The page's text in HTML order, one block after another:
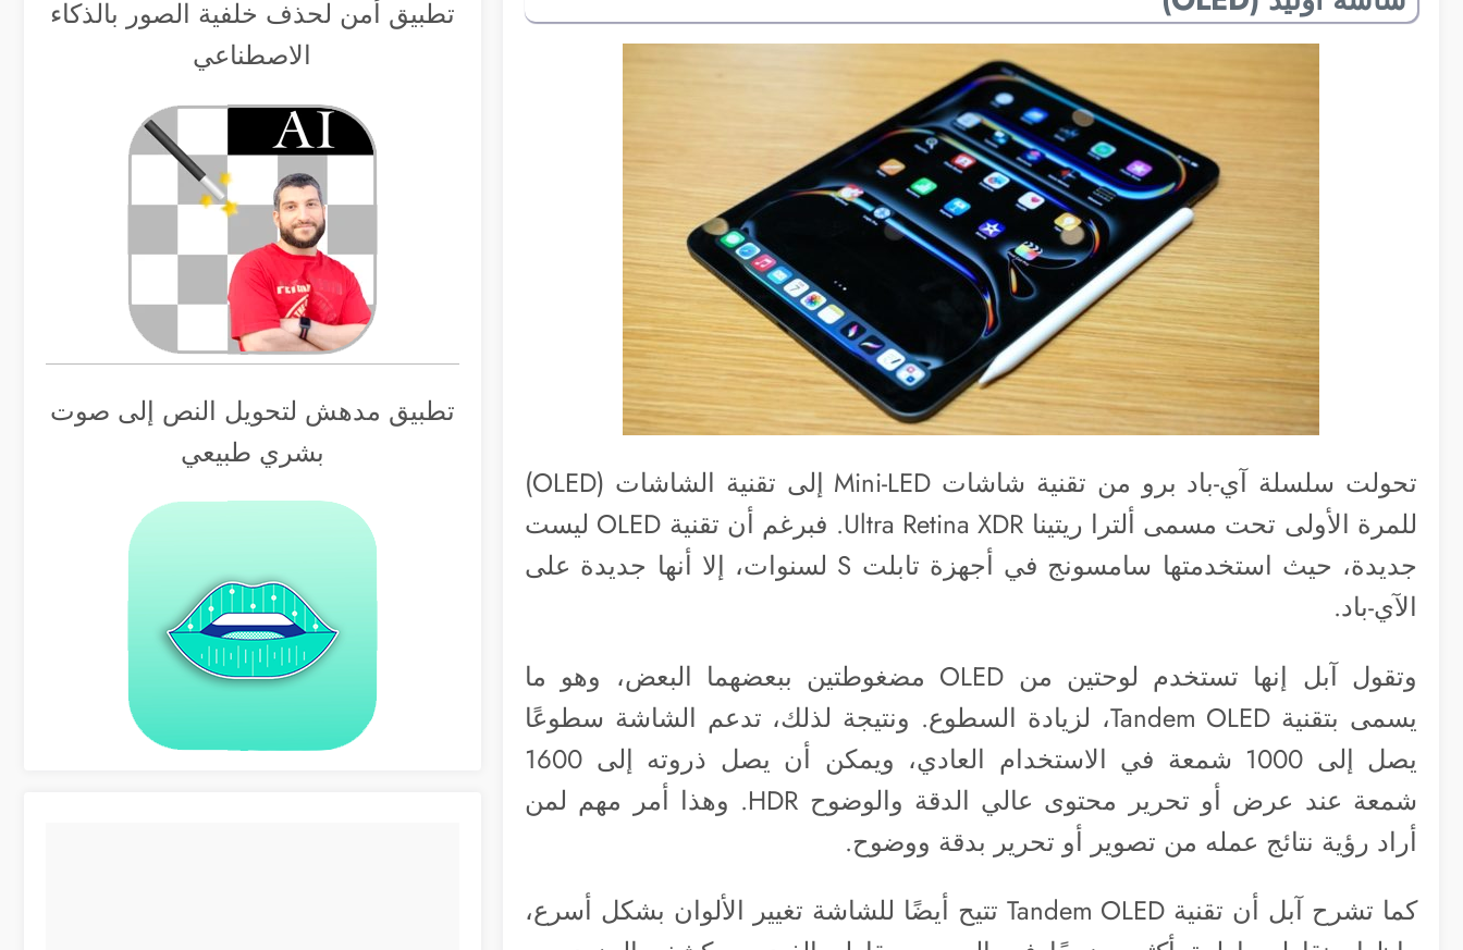
تحولت سلسلة آي-باد برو من تقنية شاشات Mini-LED إلى تقنية الشاشات (OLED)
للمرة الأولى تحت مسمى ألترا ريتينا Ultra Retina XDR. فبرغم أن تقنية OLED ليست
جديدة، حيث استخدمتها سامسونج في أجهزة تابلت S لسنوات، إلا أنها جديدة على
الآي-باد.
وتقول آبل إنها تستخدم لوحتين من OLED مضغوطتين ببعضهما البعض، وهو ما
يسمى بتقنية Tandem OLED، لزيادة السطوع. ونتيجة لذلك، تدعم الشاشة سطوعًا
يصل إلى 1000 شمعة في الاستخدام العادي، ويمكن أن يصل ذروته إلى 1600
شمعة عند عرض أو تحرير محتوى عالي الدقة والوضوح HDR. وهذا أمر مهم لمن
أراد رؤية نتائج عمله من تصوير أو تحرير بدقة ووضوح.
كما تشرح آبل أن تقنية Tandem OLED تتيح أيضًا للشاشة تغيير الألوان بشكل أسرع،
تطبيق أمن لحذف خلفية الصور بالذكاء
الاصطناعي
تطبيق مدهش لتحويل النص إلى صوت
بشري طبيعي